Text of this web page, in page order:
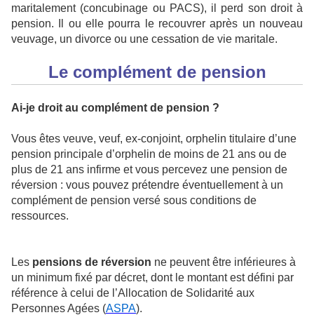
maritalement (concubinage ou PACS), il perd son droit à
pension. Il ou elle pourra le recouvrer après un nouveau
veuvage, un divorce ou une cessation de vie maritale.
Le complément de pension
Ai-je droit au complément de pension ?
Vous êtes veuve, veuf, ex-conjoint, orphelin titulaire d’une
pension principale d’orphelin de moins de 21 ans ou de
plus de 21 ans infirme et vous percevez une pension de
réversion : vous pouvez prétendre éventuellement à un
complément de pension versé sous conditions de
ressources.
Les pensions de réversion ne peuvent être inférieures à
un minimum fixé par décret, dont le montant est défini par
référence à celui de l’Allocation de Solidarité aux
Personnes Agées (ASPA).